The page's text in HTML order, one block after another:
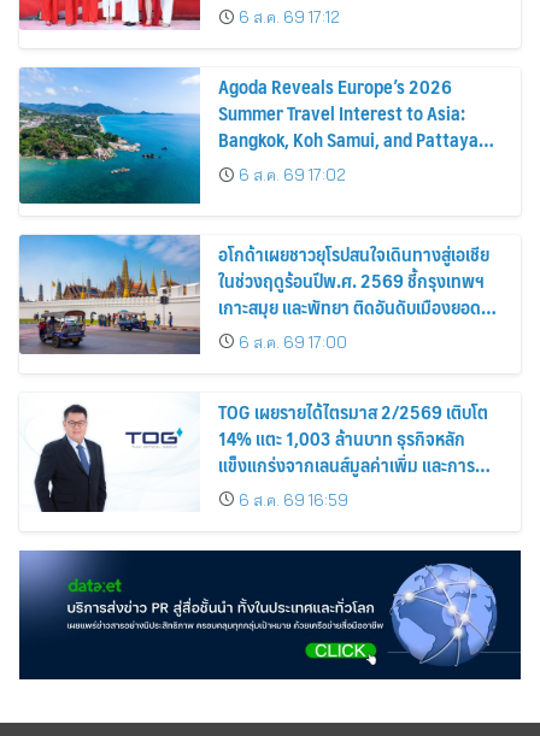
6 ส.ค. 69 17:12
Agoda Reveals Europe’s 2026
Summer Travel Interest to Asia:
Bangkok, Koh Samui, and Pattaya
Among the Top Cities
6 ส.ค. 69 17:02
อโกด้าเผยชาวยุโรปสนใจเดินทางสู่เอเชีย
ในช่วงฤดูร้อนปีพ.ศ. 2569 ชี้กรุงเทพฯ
เกาะสมุย และพัทยา ติดอันดับเมืองยอด
นิยม6 ส.ค. 69 17:00
TOG เผยรายได้ไตรมาส 2/2569 เติบโต
14% แตะ 1,003 ล้านบาท ธุรกิจหลัก
แข็งแกร่งจากเลนส์มูลค่าเพิ่ม และการ
ขยายตลาดต่างประเทศ พร้อมเดินหน้า
ลงทุนเพื่อการเติบโตระยะยาว
6 ส.ค. 69 16:59